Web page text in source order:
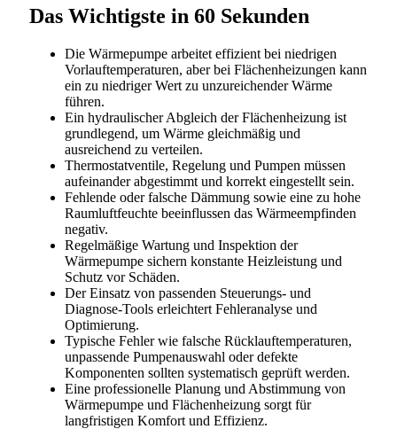
Das Wichtigste in 60 Sekunden
Die Wärmepumpe arbeitet effizient bei niedrigen
Vorlauftemperaturen, aber bei Flächenheizungen kann
ein zu niedriger Wert zu unzureichender Wärme
führen.
Ein hydraulischer Abgleich der Flächenheizung ist
grundlegend, um Wärme gleichmäßig und
ausreichend zu verteilen.
Thermostatventile, Regelung und Pumpen müssen
aufeinander abgestimmt und korrekt eingestellt sein.
Fehlende oder falsche Dämmung sowie eine zu hohe
Raumluftfeuchte beeinflussen das Wärmeempfinden
negativ.
Regelmäßige Wartung und Inspektion der
Wärmepumpe sichern konstante Heizleistung und
Schutz vor Schäden.
Der Einsatz von passenden Steuerungs- und
Diagnose-Tools erleichtert Fehleranalyse und
Optimierung.
Typische Fehler wie falsche Rücklauftemperaturen,
unpassende Pumpenauswahl oder defekte
Komponenten sollten systematisch geprüft werden.
Eine professionelle Planung und Abstimmung von
Wärmepumpe und Flächenheizung sorgt für
langfristigen Komfort und Effizienz.